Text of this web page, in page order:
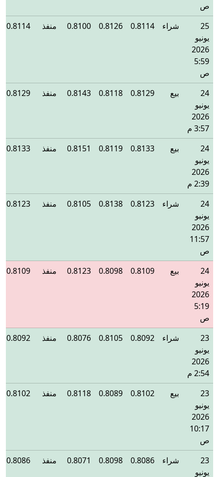
ص
25
يونيو
2026
5:59
ص
شراء 0.8114
0.8126
0.8100 منفذ 0.8114
24
يونيو
2026
3:57 م
بيع 0.8129
0.8118
0.8143 منفذ 0.8129
24
يونيو
2026
2:39 م
بيع 0.8133
0.8119
0.8151 منفذ 0.8133
24
يونيو
2026
11:57
ص
شراء 0.8123
0.8138
0.8105 منفذ 0.8123
24
يونيو
2026
5:19
ص
بيع 0.8109
0.8098
0.8123 منفذ 0.8109
23
يونيو
2026
2:54 م
شراء 0.8092
0.8105
0.8076 منفذ 0.8092
23
يونيو
2026
10:17
ص
بيع 0.8102
0.8089
0.8118 منفذ 0.8102
23
يونيو
شراء 0.8086
0.8098
0.8071 منفذ 0.8086